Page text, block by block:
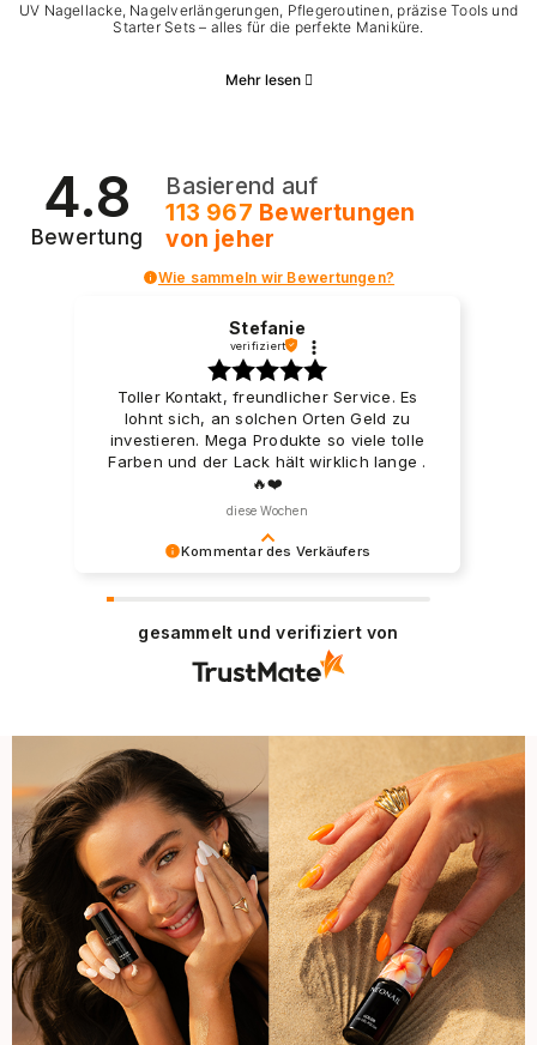
UV Nagellacke, Nagelverlängerungen, Pflegeroutinen, präzise Tools und
Starter Sets – alles für die perfekte Maniküre.
Mehr lesen
4.8
Bewertung
Basierend auf
113 967 Bewertungen
von jeher
Wie sammeln wir Bewertungen?
Kommentar des Verkäufers
Dienstleistungen zufrieden sind und wir laden
Sie ein, wieder in unserem Store einzukaufen.
Stefanie
verifiziert
Toller Kontakt, freundlicher Service. Es
lohnt sich, an solchen Orten Geld zu
investieren. Mega Produkte so viele tolle
Farben und der Lack hält wirklich lange .
🔥❤️
diese Wochen
gesammelt und verifiziert von